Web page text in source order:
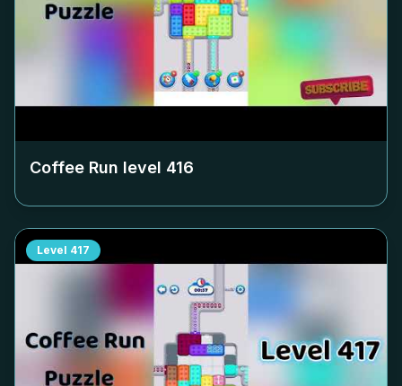
Coffee Run level 416
Level 417